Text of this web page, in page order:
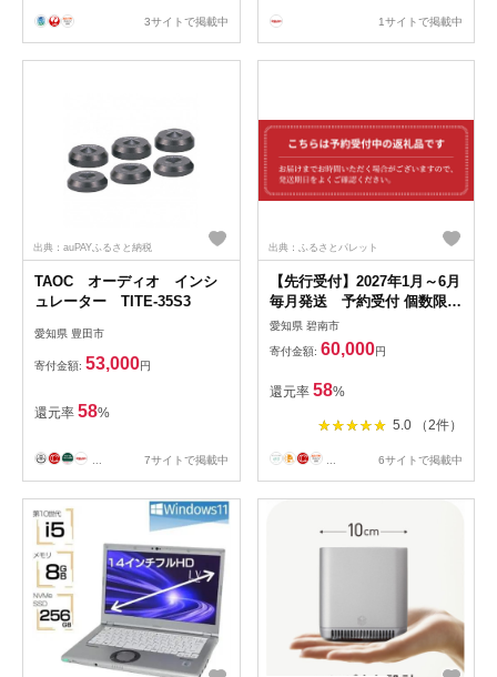
3サイトで掲載中 1サイトで掲載中
出典：auPAYふるさと納税
TAOC オーディオ インシ
ュレーター TITE-35S3
愛知県 豊田市
寄付金額: 53,000円
還元率 58%
... 7サイトで掲載中
出典：ふるさとパレット
【先行受付】2027年1月～6月
毎月発送 予約受付 個数限定
新食感 トマト さくらんぼト
マト ミニトマト ぷちぷよ 約
1kg 定期便 6回 野菜ソムリエ
サミット 金賞 受賞 産地直送
野菜 フルーツ サラダ 濃厚 ツ
ヤツヤ ぷにぷに やわらかい
園 愛知県 碧南市 送料無料
H004-189
愛知県 碧南市
寄付金額: 60,000円
還元率 58%
5.0 （2件）
... 6サイトで掲載中